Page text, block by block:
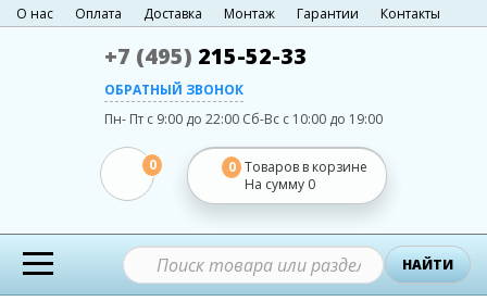
О нас Оплата Доставка Монтаж Гарантии Контакты
+7 (495) 215-52-33
ОБРАТНЫЙ ЗВОНОК
Пн- Пт с 9:00 до 22:00 Сб-Вс с 10:00 до 19:00
0 0 Товаров в корзине
На сумму 0
НАЙТИ